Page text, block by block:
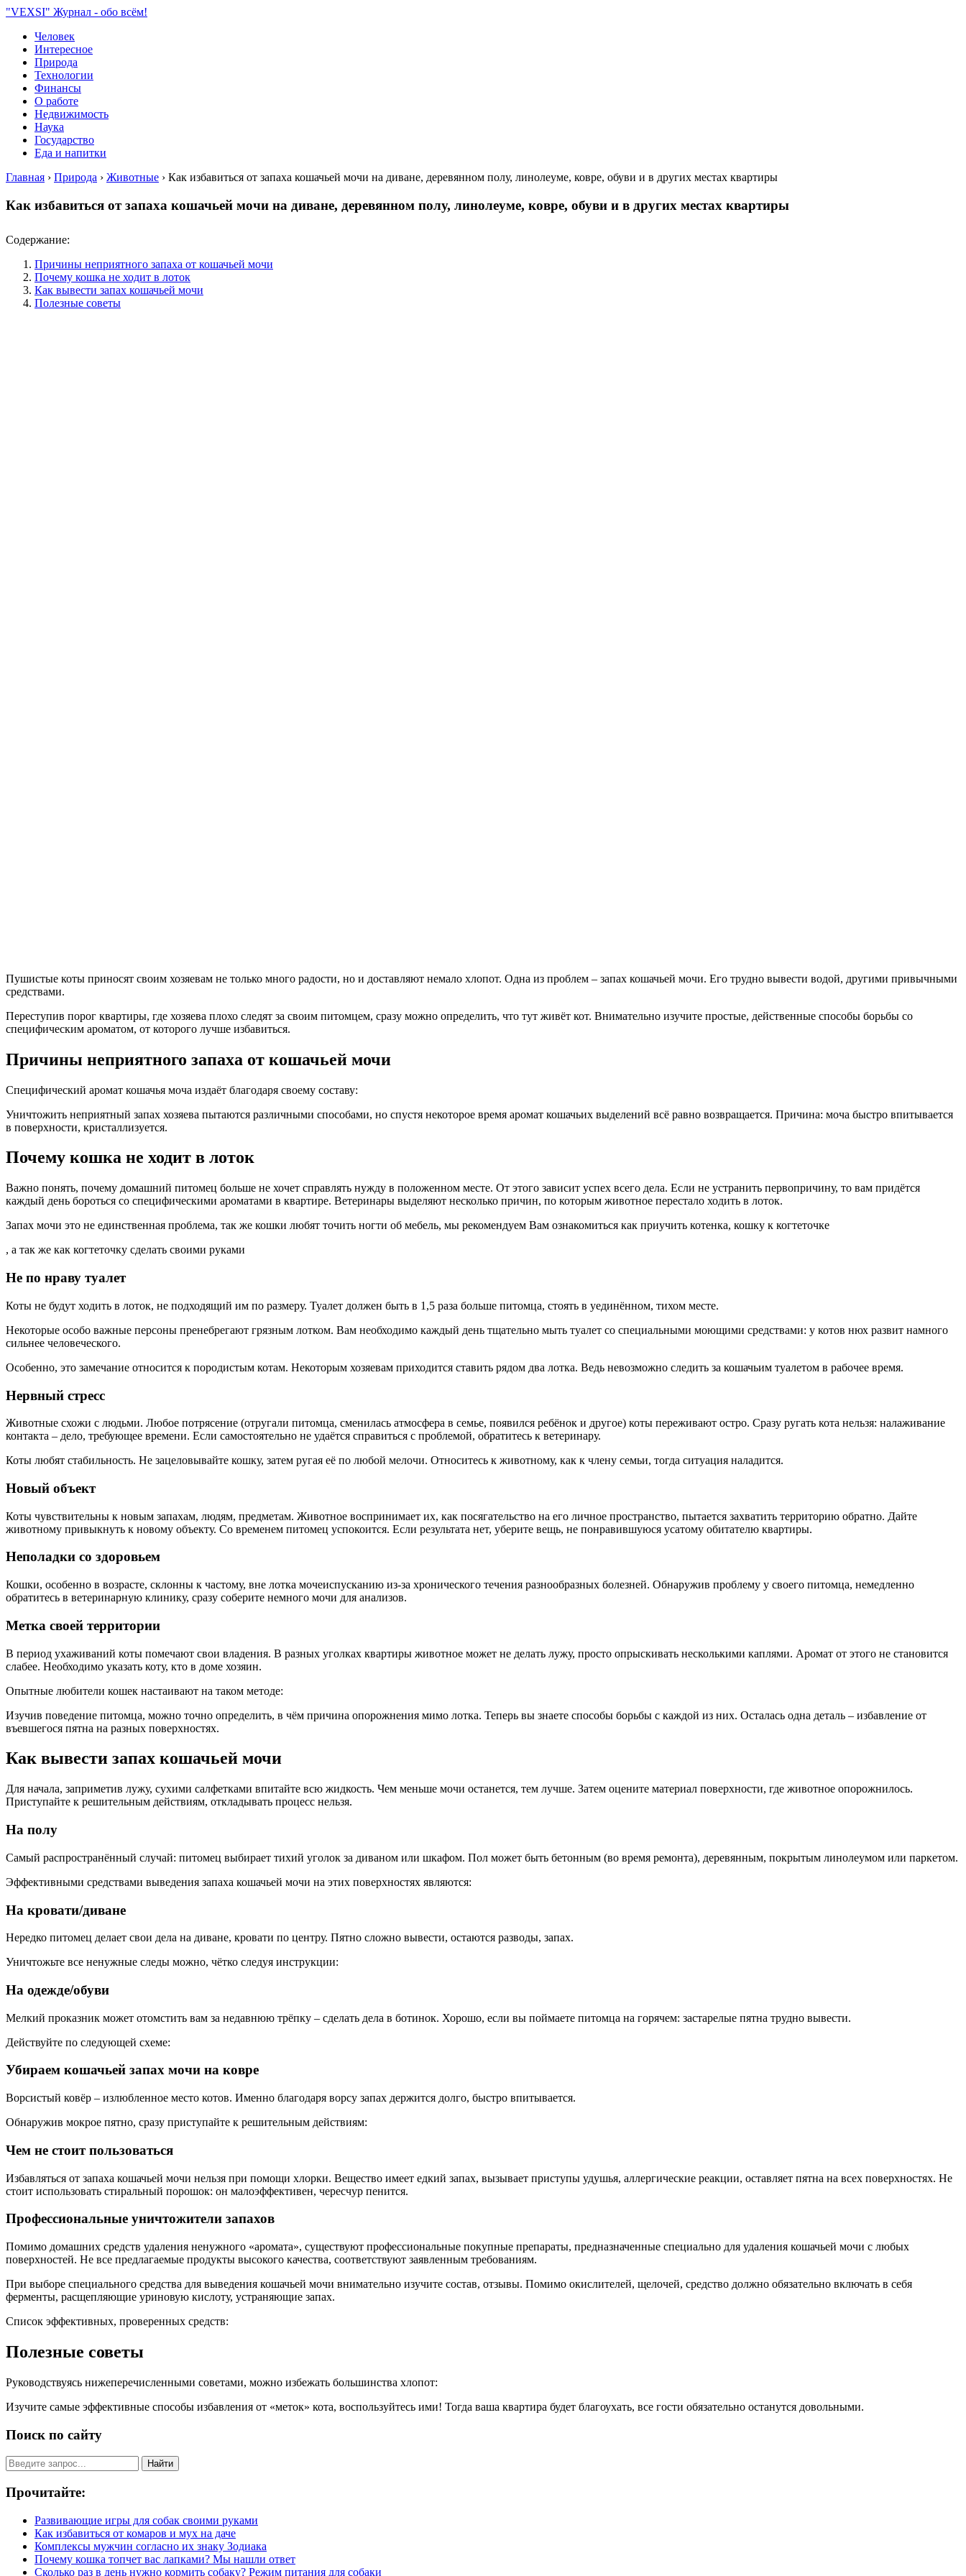
"VEXSI" Журнал - обо всём!
Человек
Интересное
Природа
Технологии
Финансы
О работе
Недвижимость
Наука
Государство
Еда и напитки
Главная › Природа › Животные › Как избавиться от запаха кошачьей мочи на диване, деревянном полу, линолеуме, ковре, обуви и в других местах квартиры
Как избавиться от запаха кошачьей мочи на диване, деревянном полу, линолеуме, ковре, обуви и в других местах квартиры
Содержание:
Причины неприятного запаха от кошачьей мочи
Почему кошка не ходит в лоток
Как вывести запах кошачьей мочи
Полезные советы
Пушистые коты приносят своим хозяевам не только много радости, но и доставляют немало хлопот. Одна из проблем – запах кошачьей мочи. Его трудно вывести водой, другими привычными
средствами.
Переступив порог квартиры, где хозяева плохо следят за своим питомцем, сразу можно определить, что тут живёт кот. Внимательно изучите простые, действенные способы борьбы со
специфическим ароматом, от которого лучше избавиться.
Причины неприятного запаха от кошачьей мочи
Специфический аромат кошачья моча издаёт благодаря своему составу:
Уничтожить неприятный запах хозяева пытаются различными способами, но спустя некоторое время аромат кошачьих выделений всё равно возвращается. Причина: моча быстро впитывается
в поверхности, кристаллизуется.
Почему кошка не ходит в лоток
Важно понять, почему домашний питомец больше не хочет справлять нужду в положенном месте. От этого зависит успех всего дела. Если не устранить первопричину, то вам придётся
каждый день бороться со специфическими ароматами в квартире. Ветеринары выделяют несколько причин, по которым животное перестало ходить в лоток.
Запах мочи это не единственная проблема, так же кошки любят точить ногти об мебель, мы рекомендуем Вам ознакомиться как приучить котенка, кошку к когтеточке
, а так же как когтеточку сделать своими руками
Не по нраву туалет
Коты не будут ходить в лоток, не подходящий им по размеру. Туалет должен быть в 1,5 раза больше питомца, стоять в уединённом, тихом месте.
Некоторые особо важные персоны пренебрегают грязным лотком. Вам необходимо каждый день тщательно мыть туалет со специальными моющими средствами: у котов нюх развит намного
сильнее человеческого.
Особенно, это замечание относится к породистым котам. Некоторым хозяевам приходится ставить рядом два лотка. Ведь невозможно следить за кошачьим туалетом в рабочее время.
Нервный стресс
Животные схожи с людьми. Любое потрясение (отругали питомца, сменилась атмосфера в семье, появился ребёнок и другое) коты переживают остро. Сразу ругать кота нельзя: налаживание
контакта – дело, требующее времени. Если самостоятельно не удаётся справиться с проблемой, обратитесь к ветеринару.
Коты любят стабильность. Не зацеловывайте кошку, затем ругая её по любой мелочи. Относитесь к животному, как к члену семьи, тогда ситуация наладится.
Новый объект
Коты чувствительны к новым запахам, людям, предметам. Животное воспринимает их, как посягательство на его личное пространство, пытается захватить территорию обратно. Дайте
животному привыкнуть к новому объекту. Со временем питомец успокоится. Если результата нет, уберите вещь, не понравившуюся усатому обитателю квартиры.
Неполадки со здоровьем
Кошки, особенно в возрасте, склонны к частому, вне лотка мочеиспусканию из-за хронического течения разнообразных болезней. Обнаружив проблему у своего питомца, немедленно
обратитесь в ветеринарную клинику, сразу соберите немного мочи для анализов.
Метка своей территории
В период ухаживаний коты помечают свои владения. В разных уголках квартиры животное может не делать лужу, просто опрыскивать несколькими каплями. Аромат от этого не становится
слабее. Необходимо указать коту, кто в доме хозяин.
Опытные любители кошек настаивают на таком методе:
Изучив поведение питомца, можно точно определить, в чём причина опорожнения мимо лотка. Теперь вы знаете способы борьбы с каждой из них. Осталась одна деталь – избавление от
въевшегося пятна на разных поверхностях.
Как вывести запах кошачьей мочи
Для начала, заприметив лужу, сухими салфетками впитайте всю жидкость. Чем меньше мочи останется, тем лучше. Затем оцените материал поверхности, где животное опорожнилось.
Приступайте к решительным действиям, откладывать процесс нельзя.
На полу
Самый распространённый случай: питомец выбирает тихий уголок за диваном или шкафом. Пол может быть бетонным (во время ремонта), деревянным, покрытым линолеумом или паркетом.
Эффективными средствами выведения запаха кошачьей мочи на этих поверхностях являются:
На кровати/диване
Нередко питомец делает свои дела на диване, кровати по центру. Пятно сложно вывести, остаются разводы, запах.
Уничтожьте все ненужные следы можно, чётко следуя инструкции:
На одежде/обуви
Мелкий проказник может отомстить вам за недавнюю трёпку – сделать дела в ботинок. Хорошо, если вы поймаете питомца на горячем: застарелые пятна трудно вывести.
Действуйте по следующей схеме:
Убираем кошачьей запах мочи на ковре
Ворсистый ковёр – излюбленное место котов. Именно благодаря ворсу запах держится долго, быстро впитывается.
Обнаружив мокрое пятно, сразу приступайте к решительным действиям:
Чем не стоит пользоваться
Избавляться от запаха кошачьей мочи нельзя при помощи хлорки. Вещество имеет едкий запах, вызывает приступы удушья, аллергические реакции, оставляет пятна на всех поверхностях. Не
стоит использовать стиральный порошок: он малоэффективен, чересчур пенится.
Профессиональные уничтожители запахов
Помимо домашних средств удаления ненужного «аромата», существуют профессиональные покупные препараты, предназначенные специально для удаления кошачьей мочи с любых
поверхностей. Не все предлагаемые продукты высокого качества, соответствуют заявленным требованиям.
При выборе специального средства для выведения кошачьей мочи внимательно изучите состав, отзывы. Помимо окислителей, щелочей, средство должно обязательно включать в себя
ферменты, расщепляющие уриновую кислоту, устраняющие запах.
Список эффективных, проверенных средств:
Полезные советы
Руководствуясь нижеперечисленными советами, можно избежать большинства хлопот:
Изучите самые эффективные способы избавления от «меток» кота, воспользуйтесь ими! Тогда ваша квартира будет благоухать, все гости обязательно останутся довольными.
Поиск по сайту
Найти
Прочитайте:
Развивающие игры для собак своими руками
Как избавиться от комаров и мух на даче
Комплексы мужчин согласно их знаку Зодиака
Почему кошка топчет вас лапками? Мы нашли ответ
Сколько раз в день нужно кормить собаку? Режим питания для собаки